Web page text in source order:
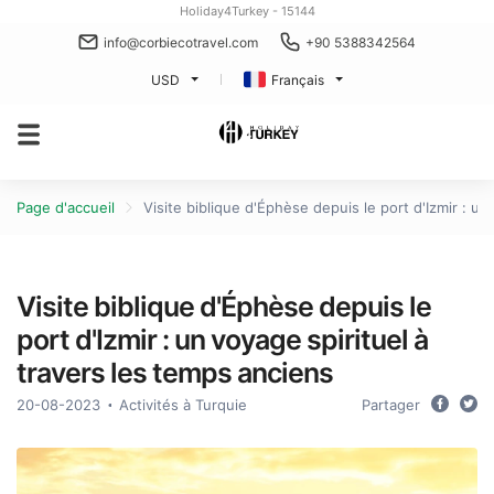
Holiday4Turkey - 15144
info@corbiecotravel.com +90 5388342564
USD Français
Page d'accueil Visite biblique d'Éphèse depuis le port d'Izmir :
Visite biblique d'Éphèse depuis le
port d'Izmir : un voyage spirituel à
travers les temps anciens
20-08-2023 Activités à Turquie Partager